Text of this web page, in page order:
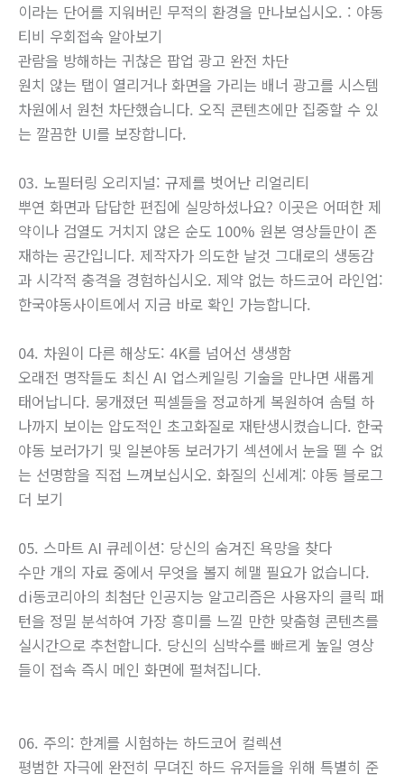
이라는 단어를 지워버린 무적의 환경을 만나보십시오. : 야동
티비 우회접속 알아보기
관람을 방해하는 귀찮은 팝업 광고 완전 차단
원치 않는 탭이 열리거나 화면을 가리는 배너 광고를 시스템
차원에서 원천 차단했습니다. 오직 콘텐츠에만 집중할 수 있
는 깔끔한 UI를 보장합니다.
03. 노필터링 오리지널: 규제를 벗어난 리얼리티
뿌연 화면과 답답한 편집에 실망하셨나요? 이곳은 어떠한 제
약이나 검열도 거치지 않은 순도 100% 원본 영상들만이 존
재하는 공간입니다. 제작자가 의도한 날것 그대로의 생동감
과 시각적 충격을 경험하십시오. 제약 없는 하드코어 라인업:
한국야동사이트에서 지금 바로 확인 가능합니다.
04. 차원이 다른 해상도: 4K를 넘어선 생생함
오래전 명작들도 최신 AI 업스케일링 기술을 만나면 새롭게
태어납니다. 뭉개졌던 픽셀들을 정교하게 복원하여 솜털 하
나까지 보이는 압도적인 초고화질로 재탄생시켰습니다. 한국
야동 보러가기 및 일본야동 보러가기 섹션에서 눈을 뗄 수 없
는 선명함을 직접 느껴보십시오. 화질의 신세계: 야동 블로그
더 보기
05. 스마트 AI 큐레이션: 당신의 숨겨진 욕망을 찾다
수만 개의 자료 중에서 무엇을 볼지 헤맬 필요가 없습니다.
di동코리아의 최첨단 인공지능 알고리즘은 사용자의 클릭 패
턴을 정밀 분석하여 가장 흥미를 느낄 만한 맞춤형 콘텐츠를
실시간으로 추천합니다. 당신의 심박수를 빠르게 높일 영상
들이 접속 즉시 메인 화면에 펼쳐집니다.
06. 주의: 한계를 시험하는 하드코어 컬렉션
평범한 자극에 완전히 무뎌진 하드 유저들을 위해 특별히 준